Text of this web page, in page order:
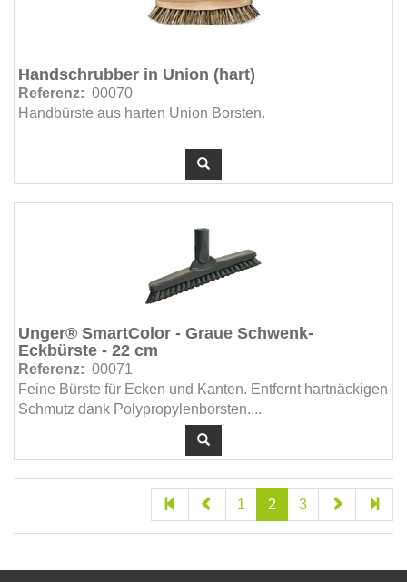
Handschrubber in Union (hart)
Referenz: 00070
Handbürste aus harten Union Borsten.
Unger® SmartColor - Graue Schwenk-
Eckbürste - 22 cm
Referenz: 00071
Feine Bürste für Ecken und Kanten. Entfernt hartnäckigen
Schmutz dank Polypropylenborsten....
1 2 3